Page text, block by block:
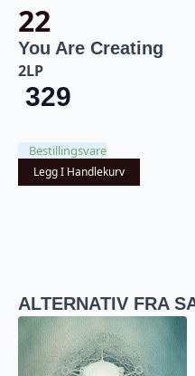
22
You Are Creating
2LP
329
Bestillingsvare
Legg I Handlekurv
ALTERNATIV FRA